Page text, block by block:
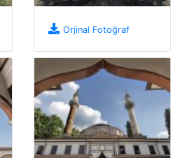
Orjinal Fotoğraf